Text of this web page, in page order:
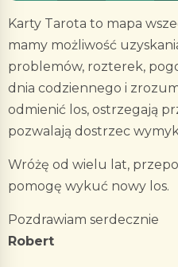
Karty Tarota to mapa
mamy możliwość
problemów, rozterek,
dnia codziennego i
odmienić los, ostrzegają
pozwalają dostrzec
Wróżę od wielu lat,
pomogę wykuć nowy los.
Pozdrawiam serdecznie
Robert